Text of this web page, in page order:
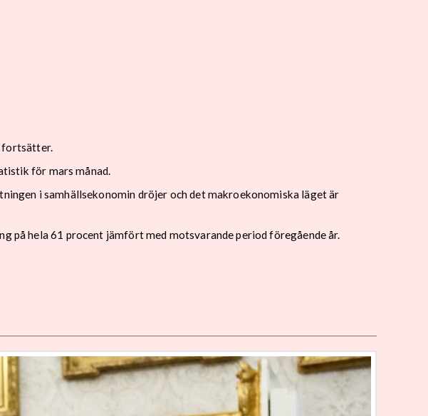
fortsätter.
för mars månad.
i samhällsekonomin dröjer och det makroekonomiska läget är
på hela 61 procent jämfört med motsvarande period föregående år.